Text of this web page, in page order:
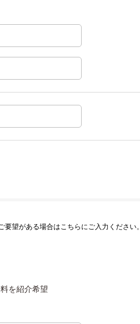
望がある場合はこちらにご入力ください。
を紹介希望